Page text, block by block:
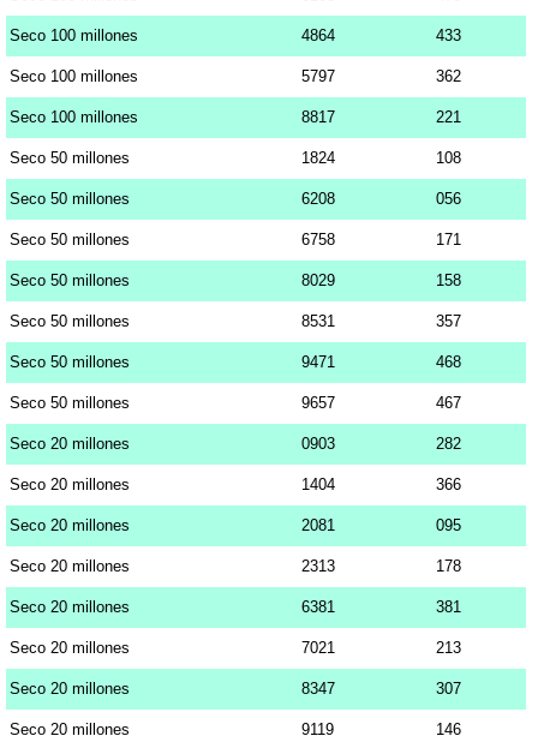
Seco 100 millones 4864 433
Seco 100 millones 5797 362
Seco 100 millones 8817 221
Seco 50 millones 1824 108
Seco 50 millones 6208 056
Seco 50 millones 6758 171
Seco 50 millones 8029 158
Seco 50 millones 8531 357
Seco 50 millones 9471 468
Seco 50 millones 9657 467
Seco 20 millones 0903 282
Seco 20 millones 1404 366
Seco 20 millones 2081 095
Seco 20 millones 2313 178
Seco 20 millones 6381 381
Seco 20 millones 7021 213
Seco 20 millones 8347 307
Seco 20 millones 9119 146